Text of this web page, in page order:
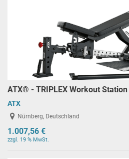
ATX® - TRIPLEX Workout Station
ATX
Nürnberg, Deutschland
1.007,56 €
zzgl. 19 % MwSt.